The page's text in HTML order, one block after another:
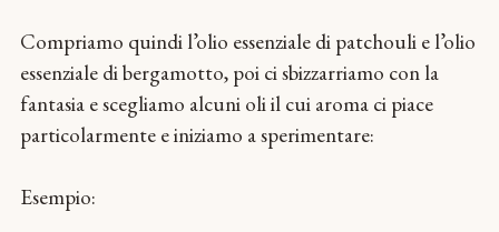
Compriamo quindi l’olio essenziale di patchouli e l’olio
essenziale di bergamotto, poi ci sbizzarriamo con la
fantasia e scegliamo alcuni oli il cui aroma ci piace
particolarmente e iniziamo a sperimentare:
Esempio: